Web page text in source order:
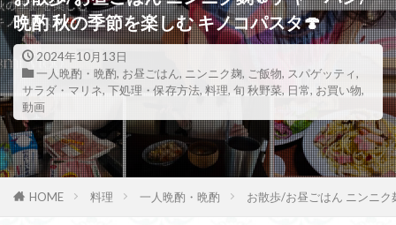
晩酌 秋の季節を楽しむ キノコパスタ🍄
2024年10月13日
一人晩酌・晩酌, お昼ごはん, ニンニク麹, ご飯物, スパゲッティ,
サラダ・マリネ, 下処理・保存方法, 料理, 旬 秋野菜, 日常, お買い物,
動画
HOME 料理 一人晩酌・晩酌 お散歩/お昼ごはん ニンニ